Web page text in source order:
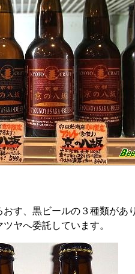
す、黒ビールの３種類があ
ヤへ委託しています。